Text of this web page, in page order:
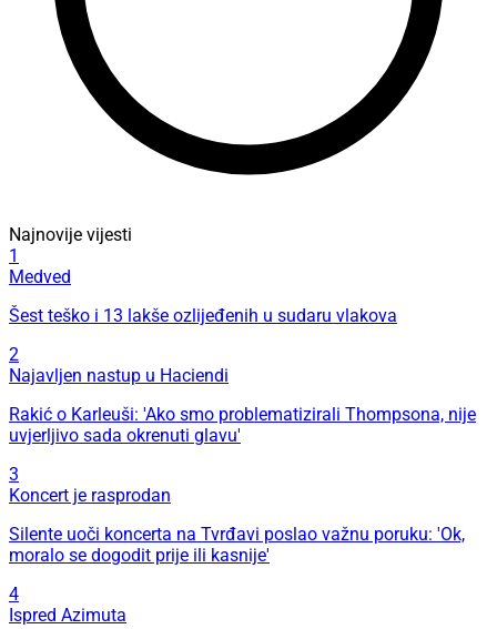
Najnovije vijesti
1
Medved
Šest teško i 13 lakše ozlijeđenih u sudaru vlakova
2
Najavljen nastup u Haciendi
Rakić o Karleuši: 'Ako smo problematizirali Thompsona, nije
uvjerljivo sada okrenuti glavu'
3
Koncert je rasprodan
Silente uoči koncerta na Tvrđavi poslao važnu poruku: 'Ok,
moralo se dogodit prije ili kasnije'
4
Ispred Azimuta